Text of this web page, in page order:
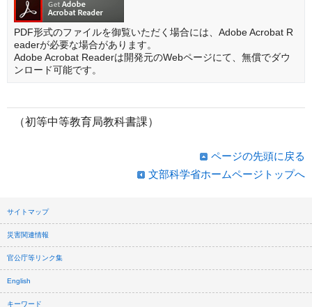
PDF形式のファイルを御覧いただく場合には、Adobe Acrobat R
eaderが必要な場合があります。
Adobe Acrobat Readerは開発元のWebページにて、無償でダウ
ンロード可能です。
（初等中等教育局教科書課）
ページの先頭に戻る
文部科学省ホームページトップへ
サイトマップ
災害関連情報
官公庁等リンク集
English
キーワード